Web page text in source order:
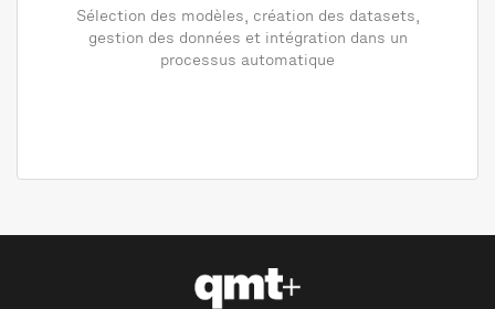
Sélection des modèles, création des datasets,
gestion des données et intégration dans un
processus automatique